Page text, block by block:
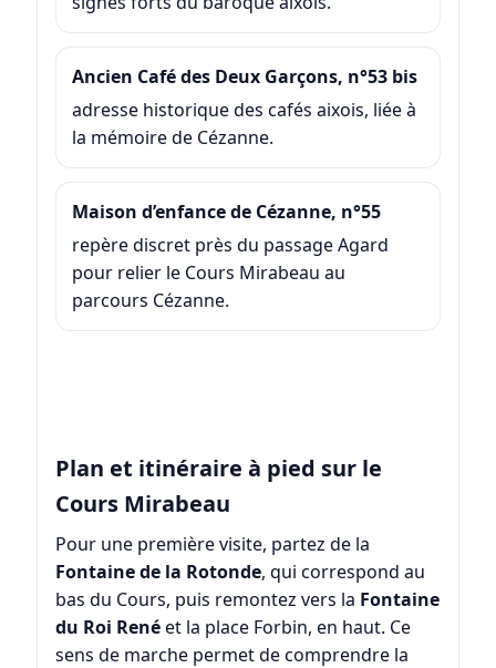
Ancien Café des Deux Garçons, n°53 bis
adresse historique des cafés aixois, liée à
la mémoire de Cézanne.
Maison d’enfance de Cézanne, n°55
repère discret près du passage Agard
pour relier le Cours Mirabeau au
parcours Cézanne.
Plan et itinéraire à pied sur le
Cours Mirabeau
Pour une première visite, partez de la
Fontaine de la Rotonde, qui correspond au
bas du Cours, puis remontez vers la Fontaine
du Roi Renéet la place Forbin, en haut. Ce
sens de marche permet de comprendre la